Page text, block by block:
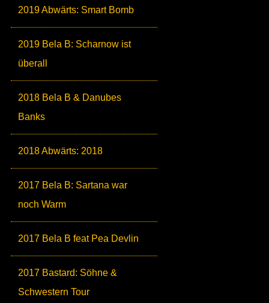
2019 Abwärts: Smart Bomb
2019 Bela B: Scharnow ist
überall
2018 Bela B & Danubes
Banks
2018 Abwärts: 2018
2017 Bela B: Sartana war
noch Warm
2017 Bela B feat Pea Devlin
2017 Bastard: Söhne &
Schwestern Tour